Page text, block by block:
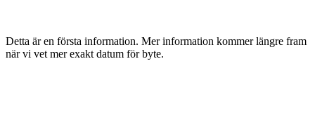
Detta är en första information. Mer information kommer längre fram
när vi vet mer exakt datum för byte.